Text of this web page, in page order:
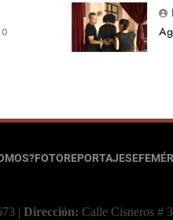
0
Facebook de la
compañía
FOTOREPORTAJES
| Dirección: Calle Cisneros #